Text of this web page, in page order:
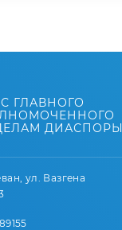
ГЛАВНОГО
ДИАСПОРЫ
ул. Вазгена